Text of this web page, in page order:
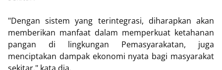
"Dengan sistem yang terintegrasi, diharapkan akan
memberikan manfaat dalam memperkuat ketahanan
pangan di lingkungan Pemasyarakatan, juga
menciptakan dampak ekonomi nyata bagi masyarakat